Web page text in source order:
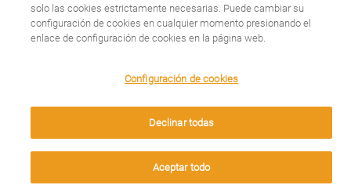
Leer más
¿Cuáles son los
solo las cookies estrictamente necesarias. Puede cambiar su
configuración de cookies en cualquier momento presionando el
enlace de configuración de cookies en la página web.
Configuración de cookies
Declinar todas
Aceptar todo
We use cookies on this site to enhance your user
giving your consent for us to set cookies.
Aceptar